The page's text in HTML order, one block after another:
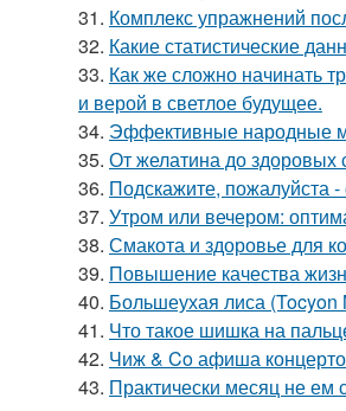
31. Комплекс упражнений
32. Какие статистические
33. Как же сложно начинать
и верой в светлое будущее.
34. Эффективные народные
35. От желатина до здоровых
36. Подскажите, пожалуйста -
37. Утром или вечером:
38. Смакота и здоровье для
39. Повышение качества
40. Большеухая лиса (Tocyon
41. Что такое шишка на
42. Чиж & Co афиша
43. Практически месяц не ем